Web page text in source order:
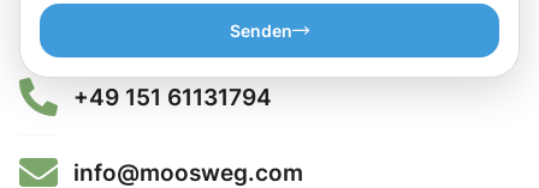
Senden
+49 151 61131794
info@moosweg.com